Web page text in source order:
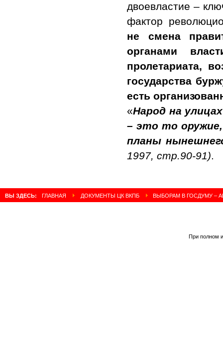
двоевластие –
фактор
не смена
органами
пролетариата,
государства
есть
«Народ на
– это то
планы
1997, стр.90-91).
ВЫ ЗДЕСЬ: ГЛАВНАЯ ДОКУМЕНТЫ ЦК ВКПБ ВЫБОРАМ В ГОСДУМУ –
При полном